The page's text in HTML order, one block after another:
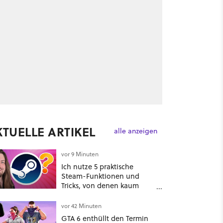
ARTIKEL alle anzeigen
vor 9 Minuten
Ich nutze 5 praktische
Steam-Funktionen und
Tricks, von denen kaum
sie?
vor 42 Minuten
GTA 6 enthüllt den Termin